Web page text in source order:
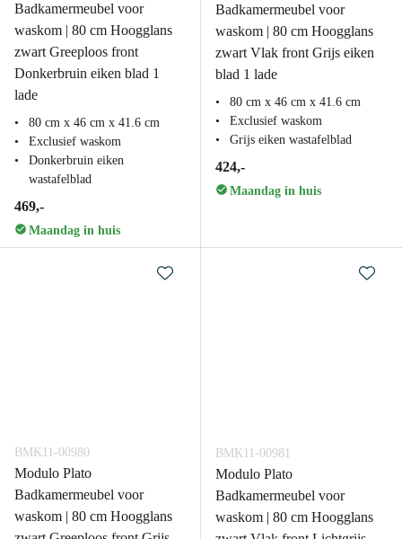
Badkamermeubel voor
waskom | 80 cm Hoogglans
zwart Greeploos front
Donkerbruin eiken blad 1
lade
80 cm x 46 cm x 41.6 cm
Exclusief waskom
Donkerbruin eiken
wastafelblad
469,-
Maandag in huis
Badkamermeubel voor
waskom | 80 cm Hoogglans
zwart Vlak front Grijs eiken
blad 1 lade
80 cm x 46 cm x 41.6 cm
Exclusief waskom
Grijs eiken wastafelblad
424,-
Maandag in huis
BMK11-00980
Modulo Plato
Badkamermeubel voor
waskom | 80 cm Hoogglans
BMK11-00981
Modulo Plato
Badkamermeubel voor
waskom | 80 cm Hoogglans